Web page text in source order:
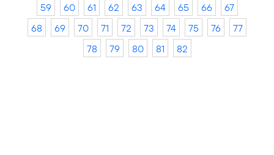
59
60 61 62 63 64 65 66
67
68
69 70 71 72 73 74 75 76
77
78
79 80 81 82